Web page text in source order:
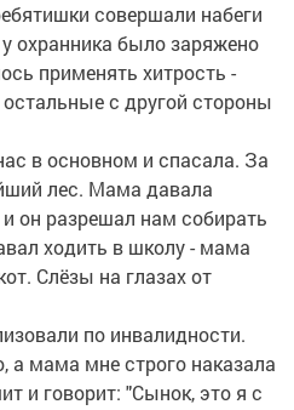
совершали набеги
охранника было заряжено
применять хитрость -
с другой стороны
в основном и спасала. За
лес. Мама давала
и он разрешал нам собирать
ходить в школу - мама
Слёзы на глазах от
по инвалидности.
а мама мне строго наказала
и говорит: "Сынок, это я с